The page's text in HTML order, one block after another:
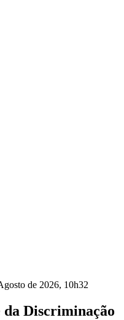
de 2026, 10h32
da Discriminação